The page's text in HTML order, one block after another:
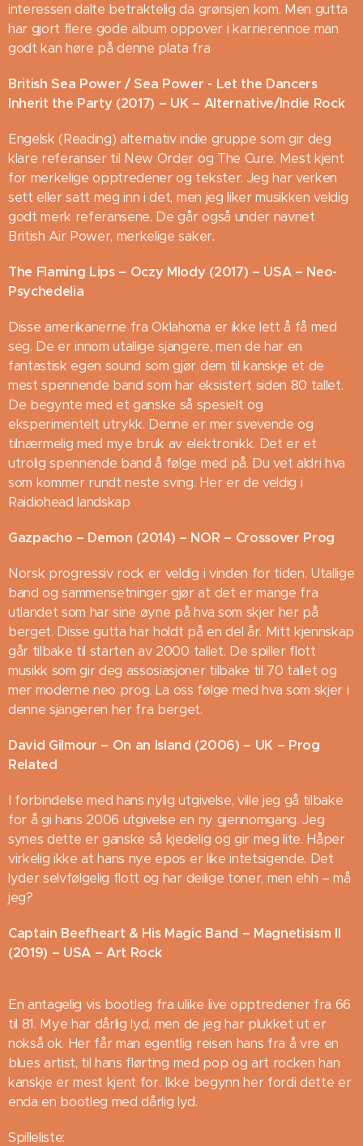
interessen dalte betraktelig da grønsjen kom. Men gutta
har gjort flere gode album oppover i karrierennoe man
godt kan høre på denne plata fra
British Sea Power / Sea Power - Let the Dancers
Inherit the Party (2017) – UK – Alternative/Indie Rock
Engelsk (Reading) alternativ indie gruppe som gir deg
klare referanser til New Order og The Cure. Mest kjent
for merkelige opptredener og tekster. Jeg har verken
sett eller satt meg inn i det, men jeg liker musikken veldig
godt merk referansene. De går også under navnet
British Air Power, merkelige saker.
The Flaming Lips – Oczy Mlody (2017) – USA – Neo-
Psychedelia
Disse amerikanerne fra Oklahoma er ikke lett å få med
seg. De er innom utallige sjangere, men de har en
fantastisk egen sound som gjør dem til kanskje et de
mest spennende band som har eksistert siden 80 tallet.
De begynte med et ganske så spesielt og
eksperimentelt utrykk. Denne er mer svevende og
tilnærmelig med mye bruk av elektronikk. Det er et
utrolig spennende band å følge med på. Du vet aldri hva
som kommer rundt neste sving. Her er de veldig i
Raidiohead landskap
Gazpacho – Demon (2014) – NOR – Crossover Prog
Norsk progressiv rock er veldig i vinden for tiden. Utallige
band og sammensetninger gjør at det er mange fra
utlandet som har sine øyne på hva som skjer her på
berget. Disse gutta har holdt på en del år. Mitt kjennskap
går tilbake til starten av 2000 tallet. De spiller flott
musikk som gir deg assosiasjoner tilbake til 70 tallet og
mer moderne neo prog. La oss følge med hva som skjer i
denne sjangeren her fra berget.
David Gilmour – On an Island (2006) – UK – Prog
Related
I forbindelse med hans nylig utgivelse, ville jeg gå tilbake
for å gi hans 2006 utgivelse en ny gjennomgang. Jeg
synes dette er ganske så kjedelig og gir meg lite. Håper
virkelig ikke at hans nye epos er like intetsigende. Det
lyder selvfølgelig flott og har deilige toner, men ehh – må
jeg?
Captain Beefheart & His Magic Band – Magnetisism II
(2019) – USA – Art Rock
En antagelig vis bootleg fra ulike live opptredener fra 66
til 81. Mye har dårlig lyd, men de jeg har plukket ut er
nokså ok. Her får man egentlig reisen hans fra å vre en
blues artist, til hans flørting med pop og art rocken han
kanskje er mest kjent for. Ikke begynn her fordi dette er
enda en bootleg med dårlig lyd.
Spilleliste: